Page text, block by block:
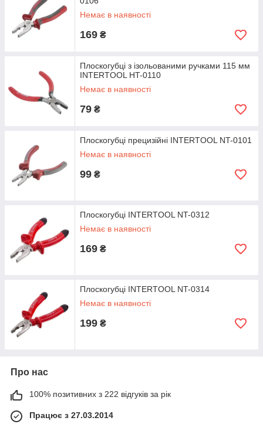
Немає в наявності
169 ₴
Плоскогубці з ізольованими ручками 115 мм
INTERTOOL HT-0110
Немає в наявності
79 ₴
Плоскогубці прецизійні INTERTOOL NT-0101
Немає в наявності
99 ₴
Плоскогубці INTERTOOL NT-0312
Немає в наявності
169 ₴
Плоскогубці INTERTOOL NT-0314
Немає в наявності
199 ₴
Про нас
100% позитивних з 222 відгуків за рік
Працює з 27.03.2014